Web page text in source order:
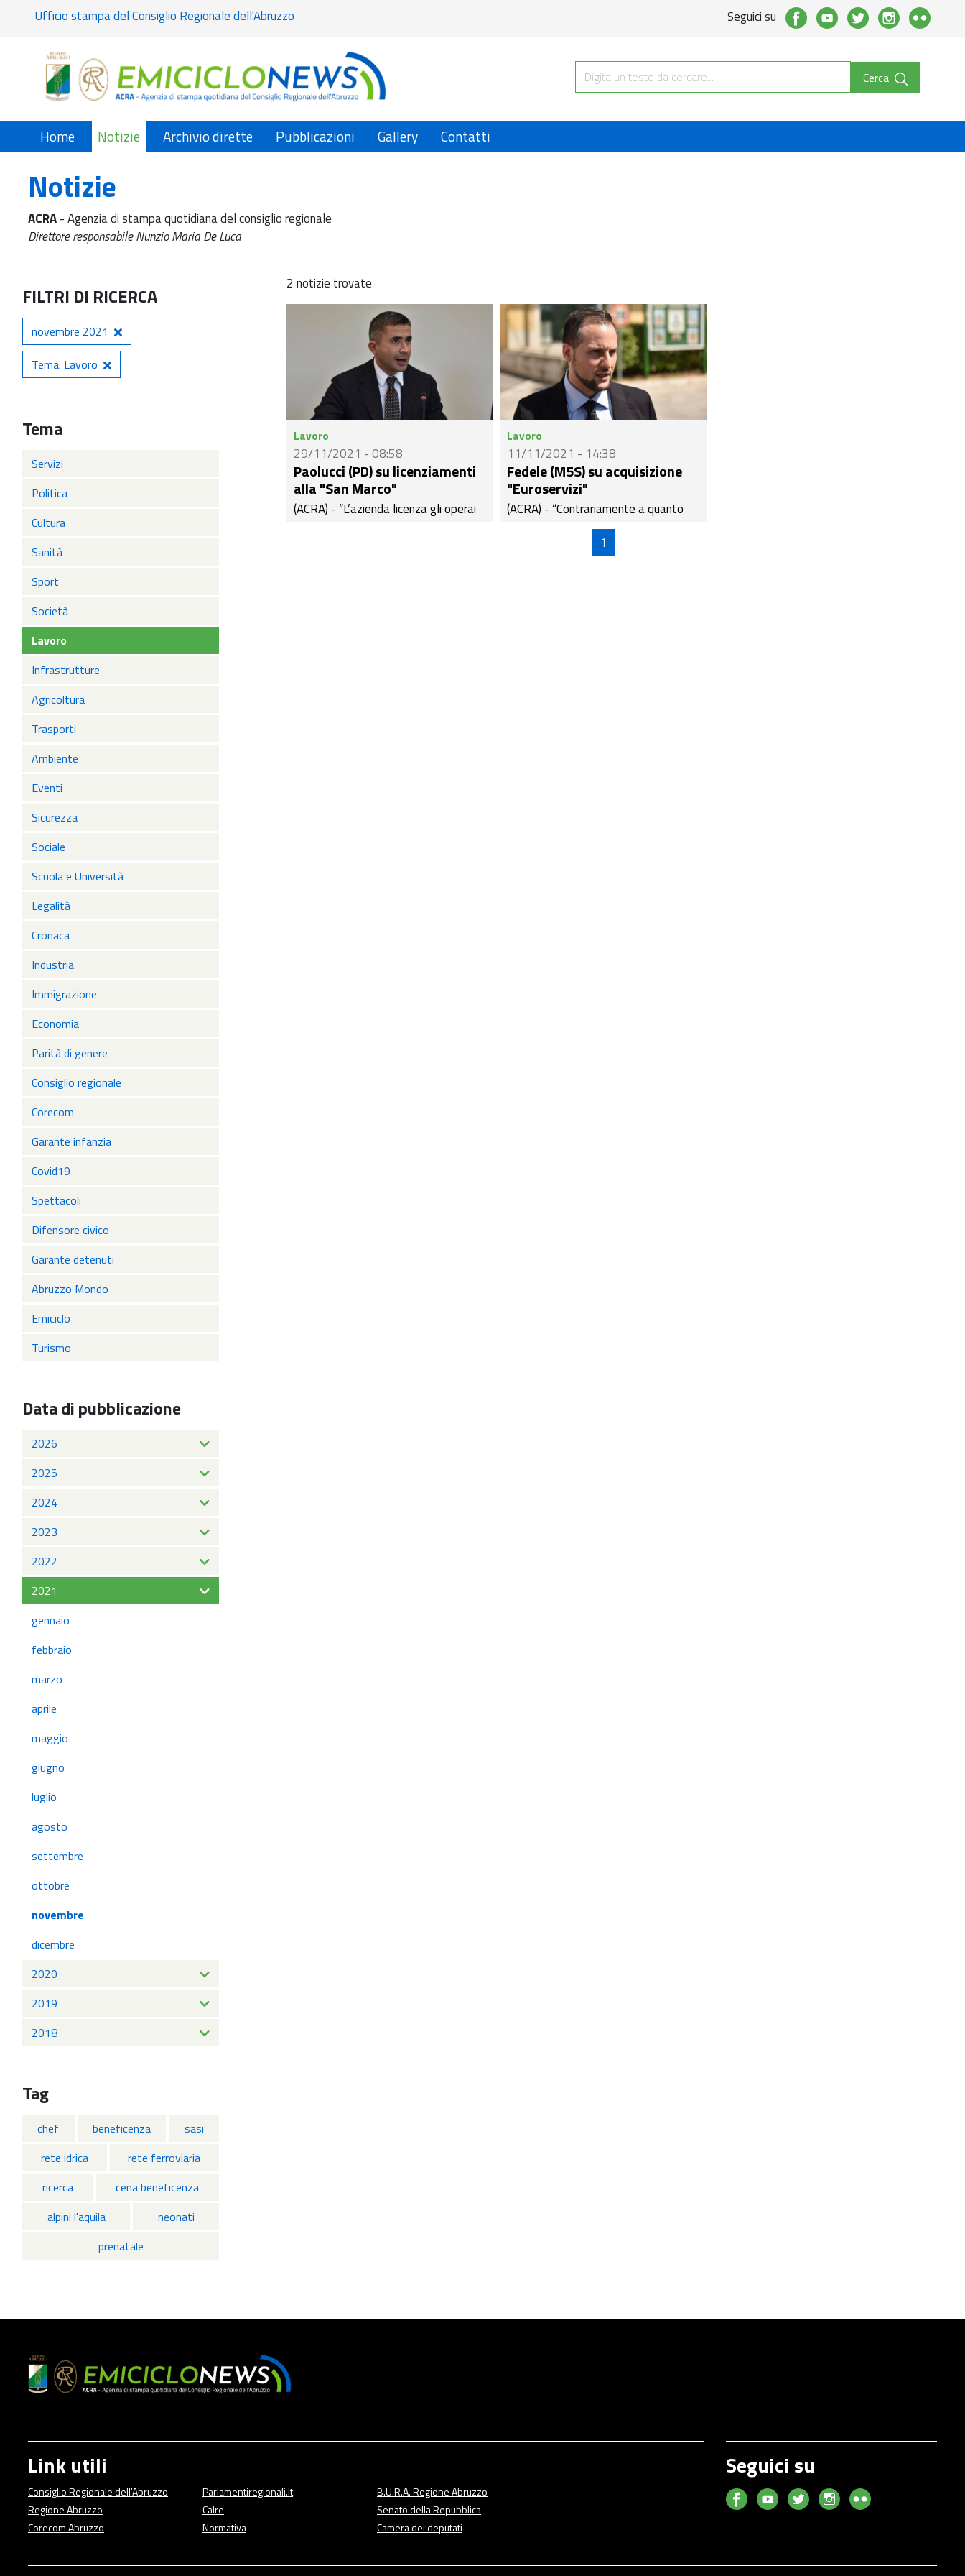
Ufficio stampa del Consiglio Regionale dell'Abruzzo Seguici su
Cerca
Home Notizie Archivio dirette Pubblicazioni Gallery Contatti
Notizie
ACRA- Agenzia di stampa quotidiana del consiglio regionale
Direttore responsabile Nunzio Maria De Luca
FILTRI DI RICERCA
novembre 2021
Tema: Lavoro
Tema
Servizi
Politica
Cultura
Sanità
Sport
Società
Lavoro
Infrastrutture
Agricoltura
Trasporti
Ambiente
Eventi
Sicurezza
Sociale
Scuola e Università
Legalità
Cronaca
Industria
Immigrazione
Economia
Parità di genere
Consiglio regionale
Corecom
Garante infanzia
Covid19
Spettacoli
Difensore civico
Garante detenuti
Abruzzo Mondo
Emiciclo
Turismo
Data di pubblicazione
2026
2025
2024
2023
2022
2021
gennaio
febbraio
marzo
aprile
maggio
giugno
luglio
agosto
settembre
ottobre
novembre
dicembre
2020
2019
2018
Tag
chef beneficenza
sasi
rete idrica
rete ferroviaria
ricerca
cena beneficenza
alpini l'aquila
neonati
prenatale
2 notizie trovate
Lavoro
29/11/2021 - 08:58
Paolucci (PD) su licenziamenti
alla "San Marco"
(ACRA) - “L’azienda licenza gli operai
Lavoro
11/11/2021 - 14:38
Fedele (M5S) su acquisizione
"Euroservizi"
(ACRA) - “Contrariamente a quanto
qualcuno erroneamente ha
applaudito, forse spinto da interessi
diversi, il ringraziamento per la
1
Link utili
Consiglio Regionale dell'Abruzzo
Regione Abruzzo
Corecom Abruzzo
Parlamentiregionali.it
Calre
Normativa
B.U.R.A. Regione Abruzzo
Senato della Repubblica
Camera dei deputati
Seguici su